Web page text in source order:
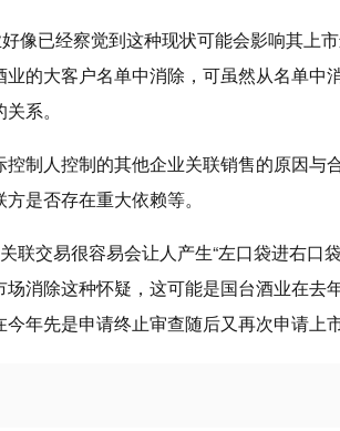
像已经察觉到这种现状可能会影响其上
的大客户名单中消除，可虽然从名单中
系。
制人控制的其他企业关联销售的原因与
是否存在重大依赖等。
交易很容易会让人产生“左口袋进右口
消除这种怀疑，这可能是国台酒业在去
年先是申请终止审查随后又再次申请上